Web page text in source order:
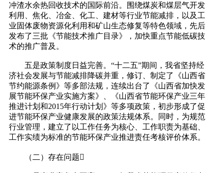
冲渣水余热回收技术的国际前沿。围绕煤炭和煤层气开发
利用、焦化、冶金、化工、建材等行业节能减排，以及工
业固体废物资源化利用和矿山生态修复等特色领域，先后
发布了三批《节能技术推广目录》，加快重点节能低碳技
术的推广普及。
五是政策制度日益完善。“十二五”期间，我省坚持经
济社会发展与节能减排降碳并重，修订、制定了《山西省
节约能源条例》等多部法规，连续出台了《山西省加快发
展节能环保产业实施方案》、《山西省节能环保产业三年
推进计划和2015年行动计划》等多项政策，初步形成了促
进节能环保产业健康发展的政策法规体系。同时，为规范
行业管理，建立了以工作任务为核心、工作职责为基础、
工作实绩为标准的节能环保产业推进责任考核评价体系。
（二）存在问题